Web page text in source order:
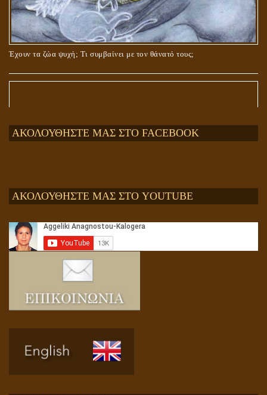
Έχουν τα ζώα ψυχή; Τι συμβαίνει με τον θάνατό τους;
Αληθής και επίπλαστη πνευματικότητα
ΑΚΟΛΟΥΘΗΣΤΕ ΜΑΣ ΣΤΟ FACEBOOK
ΑΚΟΛΟΥΘΗΣΤΕ ΜΑΣ ΣΤΟ YOUTUBE